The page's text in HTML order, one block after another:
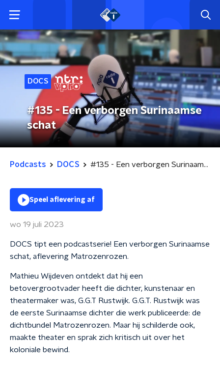
DOCS
#135 - Een verborgen Surinaamse
schat
Podcasts DOCS #135 - Een verborgen Surinaamse schat
Speel aflevering af
wo 19 juli 2023
DOCS tipt een podcastserie! Een verborgen Surinaamse
schat, aflevering Matrozenrozen.
Mathieu Wijdeven ontdekt dat hij een
betovergrootvader heeft die dichter, kunstenaar en
theatermaker was, G.G.T Rustwijk. G.G.T. Rustwijk was
de eerste Surinaamse dichter die werk publiceerde: de
dichtbundel Matrozenrozen. Maar hij schilderde ook,
maakte theater en sprak zich kritisch uit over het
koloniale bewind.